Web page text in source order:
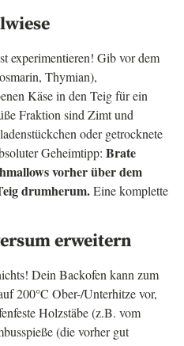
experimentieren! Gib vor dem
Thymian),
Käse in den Teig für ein
Fraktion sind Zimt und
oder getrocknete
Geheimtipp: Brate
vorher über dem
drumherum.Eine komplette
erweitern
Dein Backofen kann zum
200°C Ober-/Unterhitze vor,
Holzstäbe (z.B. vom
(die vorher gut